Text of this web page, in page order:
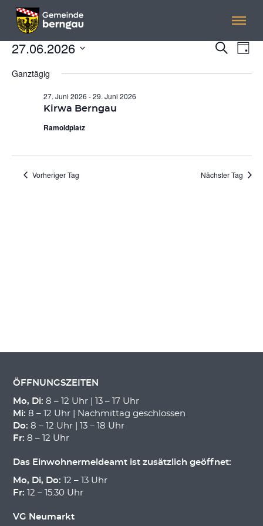
Menü überspringen
Menü überspringen
VERANSTALTUNGEN
FÜR
JUNI
und
Suche
Tag
27.06.2026
wählen.
Ganztägig
Kirwa Berngau
27. Juni 2026 -29. Juni 2026
Ramoldplatz
Vorheriger Tag Nächster Tag
ÖFFNUNGSZEITEN
Mo, Di: 8 – 12 Uhr | 13 – 17 Uhr
Mi: 8 – 12 Uhr | Nachmittag geschlossen
Do: 8 – 12 Uhr | 13 – 18 Uhr
Fr: 8 – 12 Uhr
Das Einwohnermeldeamt ist zusätzlich geöffnet:
Mo, Di, Do: 12 – 13 Uhr
Fr: 12 – 15:30 Uhr
VG Neumarkt